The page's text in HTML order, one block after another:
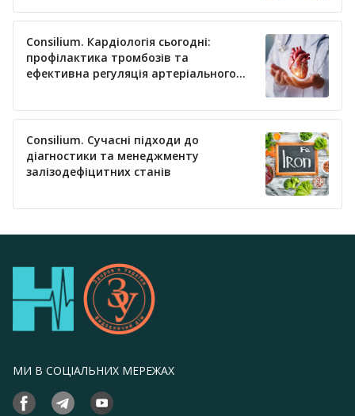
Consilium. Кардіологія сьогодні:
профілактика тромбозів та
ефективна регуляція артеріального
Consilium. Сучасні підходи до
діагностики та менеджменту
залізодефіцитних станів
МИ В СОЦІАЛЬНИХ МЕРЕЖАХ